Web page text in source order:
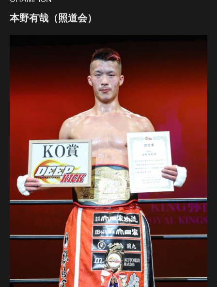
本野有哉（照道会）